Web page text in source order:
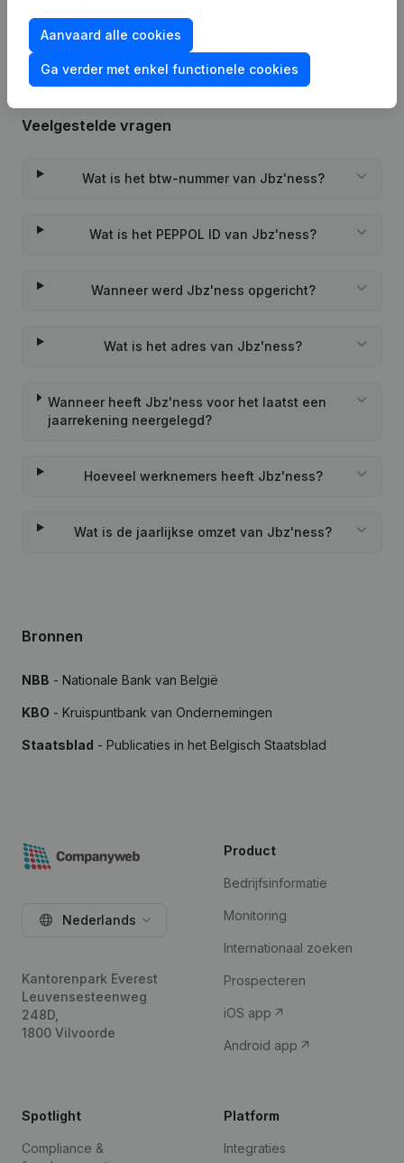
enz...)
Veelgestelde vragen
Wat is het btw-nummer van Jbz'ness?
Wat is het PEPPOL ID van Jbz'ness?
Wanneer werd Jbz'ness opgericht?
Wat is het adres van Jbz'ness?
Wanneer heeft Jbz'ness voor het laatst een
jaarrekening neergelegd?
Hoeveel werknemers heeft Jbz'ness?
Wat is de jaarlijkse omzet van Jbz'ness?
Bronnen
NBB - Nationale Bank van België
KBO - Kruispuntbank van Ondernemingen
Staatsblad - Publicaties in het Belgisch Staatsblad
Aanvaard alle cookies
Ga verder met enkel functionele cookies
Nederlands
Kantorenpark Everest
Leuvensesteenweg
248D,
1800 Vilvoorde
Product
Bedrijfsinformatie
Monitoring
Internationaal zoeken
Prospecteren
iOS app
Android app
Spotlight
Compliance &
Platform
Integraties